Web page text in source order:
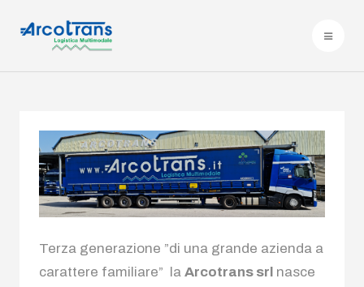
Terza generazione ”di una grande azienda a
carattere familiare” la Arcotrans srl nasce